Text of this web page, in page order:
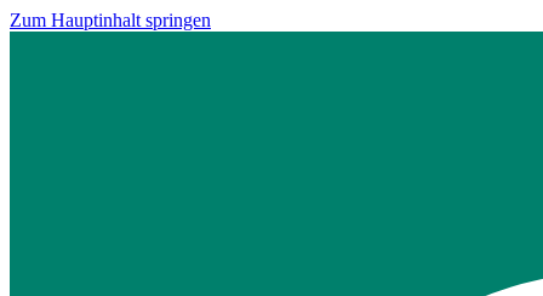
Zum Hauptinhalt springen